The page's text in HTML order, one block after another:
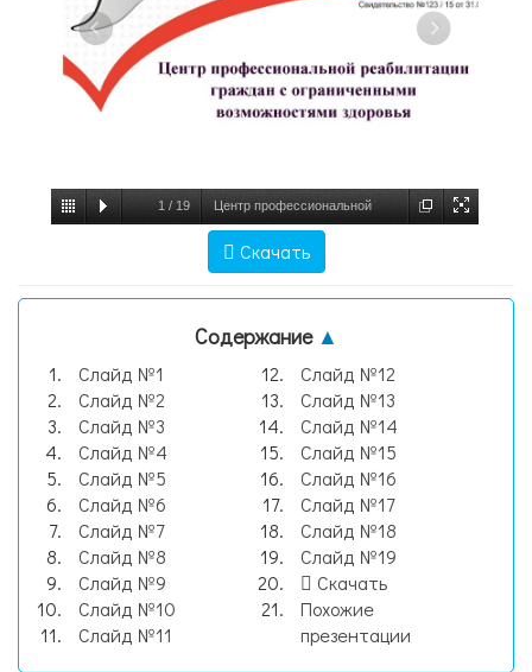
1 / 19 Центр профессиональной
возможностями здоровья и инвалидов,
Скачать
Содержание ▲
Слайд №1
Слайд №2
Слайд №3
Слайд №4
Слайд №5
Слайд №6
Слайд №7
Слайд №8
Слайд №9
Слайд №10
Слайд №11
Слайд №12
Слайд №13
Слайд №14
Слайд №15
Слайд №16
Слайд №17
Слайд №18
Слайд №19
Скачать
Похожие
презентации